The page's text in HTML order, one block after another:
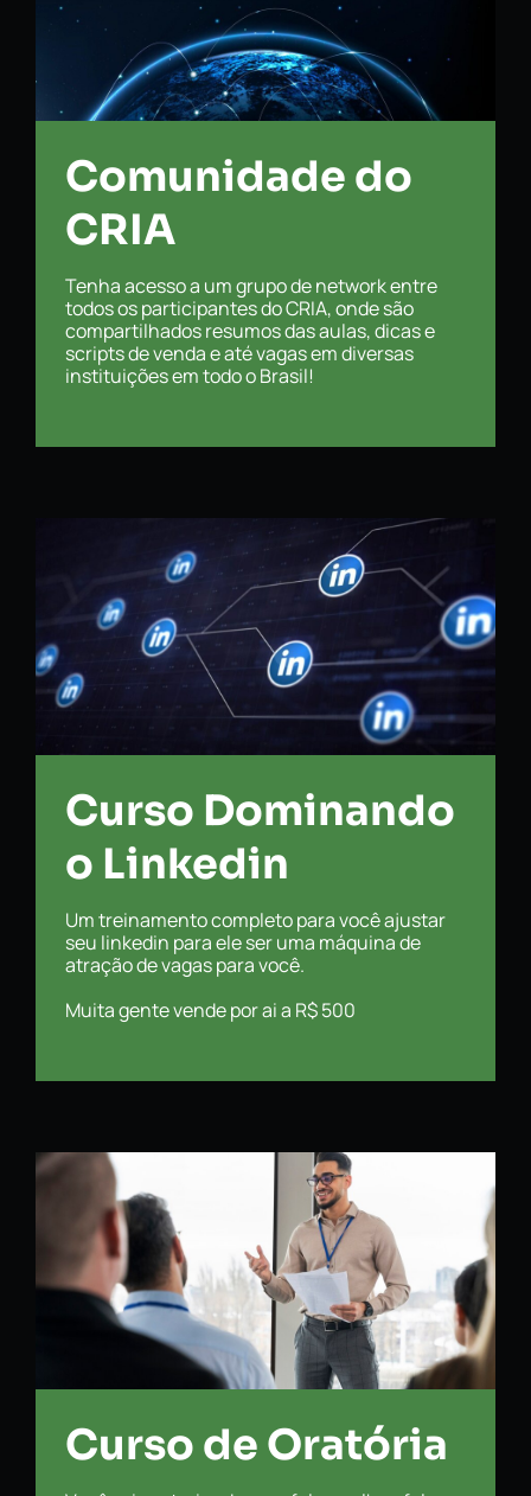
Comunidade do
CRIA
Tenha acesso a um grupo de network entre
todos os participantes do CRIA, onde são
compartilhados resumos das aulas, dicas e
scripts de venda e até vagas em diversas
instituições em todo o Brasil!
Curso Dominando
o Linkedin
Um treinamento completo para você ajustar
seu linkedin para ele ser uma máquina de
atração de vagas para você.
Muita gente vende por ai a R$ 500
Curso de Oratória